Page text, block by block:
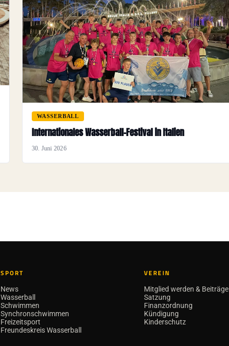
WASSERBALL
Internationales Wasserball-Festival in Italien
30. Juni 2026
SPORT
News
Wasserball
Schwimmen
Synchronschwimmen
Freizeitsport
Freundeskreis Wasserball
VEREIN
Mitglied werden & Beiträge
Satzung
Finanzordnung
Kündigung
Kinderschutz